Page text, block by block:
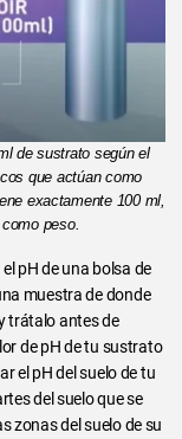
de sustrato según el
que actúan como
exactamente 100 ml,
peso.
pH de una bolsa de
muestra de donde
trátalo antes de
de pH de tu sustrato
el pH del suelo de tu
del suelo que se
zonas del suelo de su